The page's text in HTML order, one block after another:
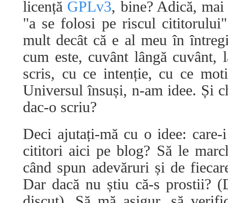
licență GPLv3, bine? Adică,
"a se folosi pe riscul
mult decât că e al meu în
cum este, cuvânt lângă cuvânt,
scris, cu ce intenție, cu ce
Universul însuși, n-am idee. Și
dac-o scriu?
Deci ajutați-mă cu o idee: care-
cititori aici pe blog? Să le
când spun adevăruri și de
Dar dacă nu știu că-s prostii?